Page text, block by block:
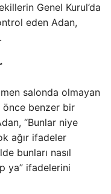
Genel Kurul’da
eden Adan,
salonda olmayan
önce benzer bir
“Bunlar niye
ağır ifadeler
bunları nasıl
ya” ifadelerini